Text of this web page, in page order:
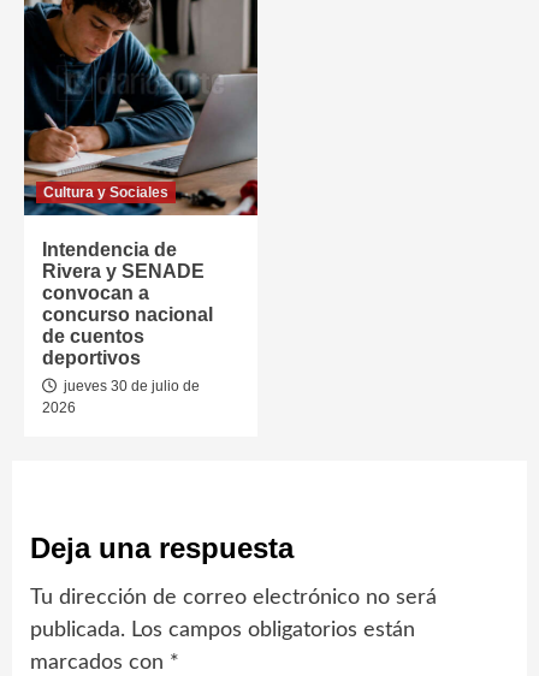
Cultura y Sociales
Intendencia de
Rivera y SENADE
convocan a
concurso nacional
de cuentos
deportivos
jueves 30 de julio de
2026
Deja una respuesta
Tu dirección de correo electrónico no será
publicada. Los campos obligatorios están
marcados con *